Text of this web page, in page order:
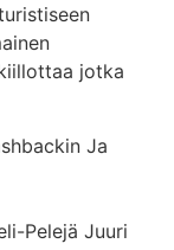
jotka
Ja
Pelejä Juuri